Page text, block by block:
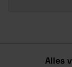
Alles